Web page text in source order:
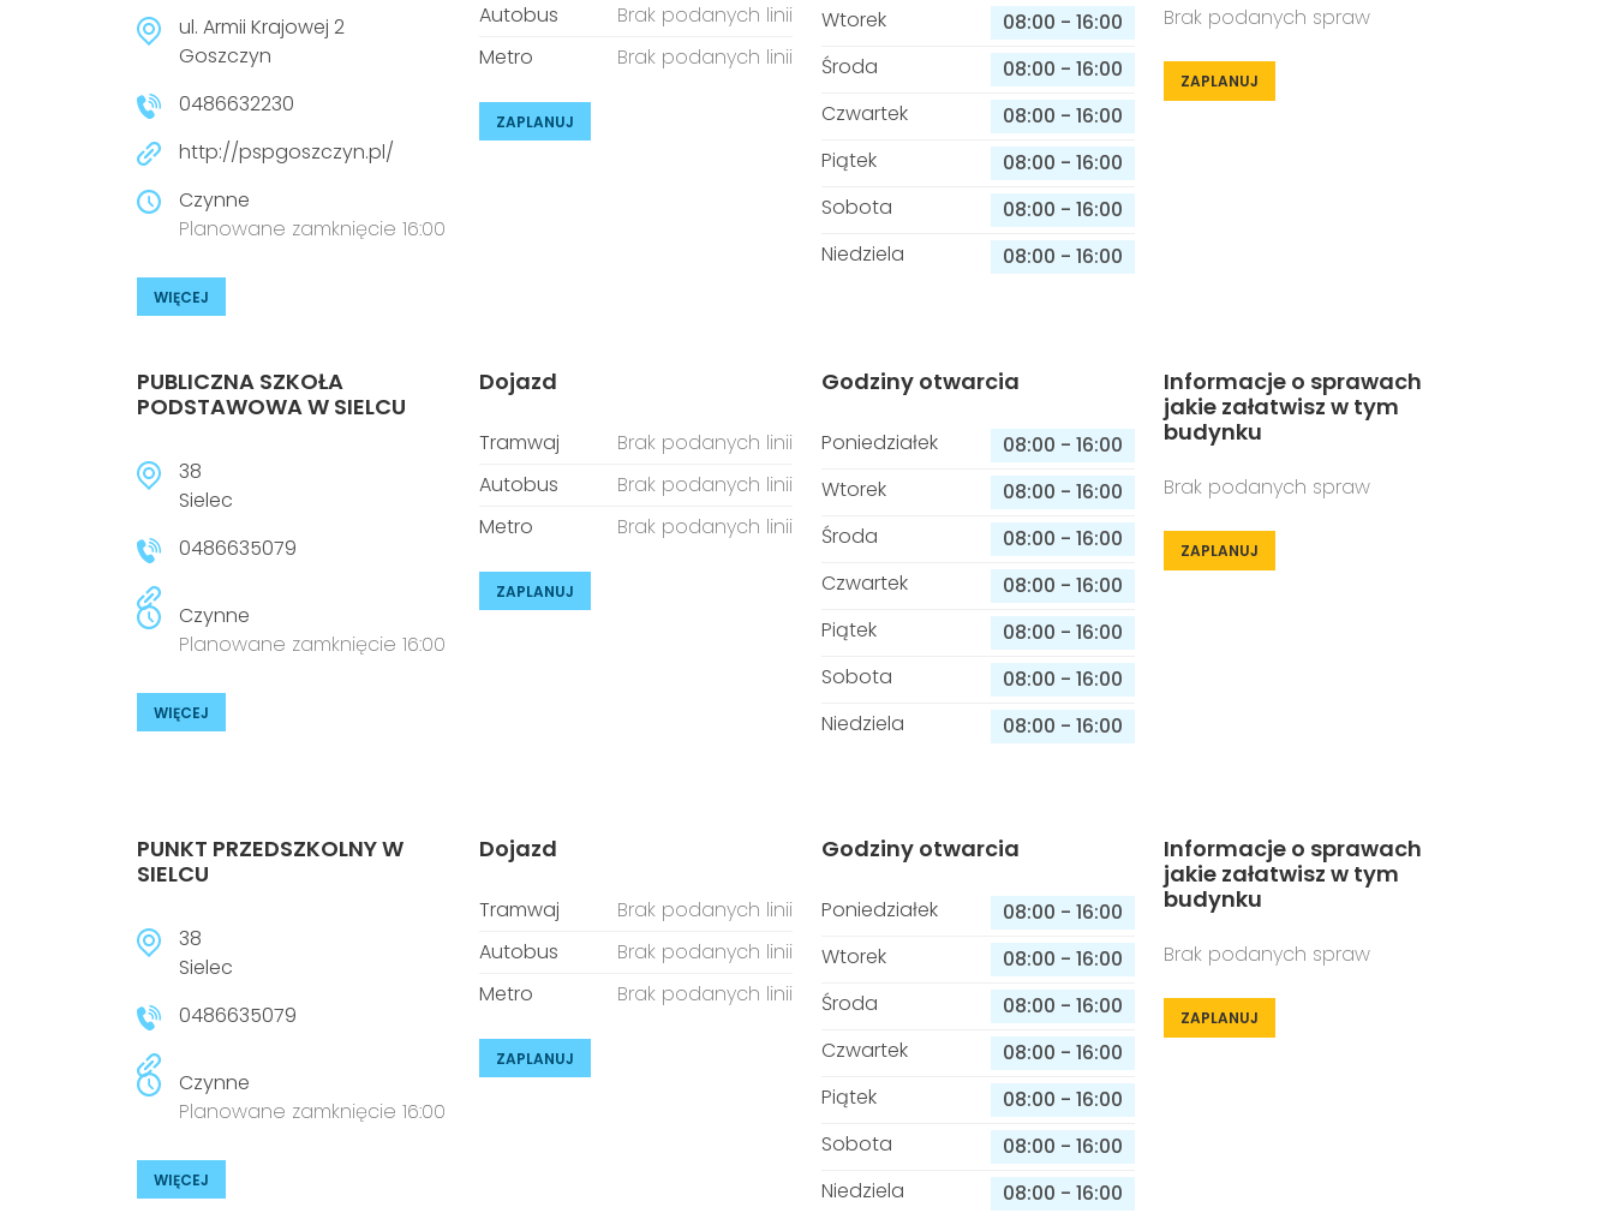
ul. Armii Krajowej 2
Goszczyn
0486632230
http://pspgoszczyn.pl/
Czynne
Planowane zamknięcie 16:00
WIĘCEJ
Autobus
Brak podanych linii
Metro
Brak podanych linii
ZAPLANUJ
Wtorek
08:00 - 16:00
Środa
08:00 - 16:00
Czwartek
08:00 - 16:00
Piątek
08:00 - 16:00
Sobota
08:00 - 16:00
Niedziela
08:00 - 16:00
Brak podanych spraw
ZAPLANUJ
PUBLICZNA SZKOŁA
PODSTAWOWA W SIELCU
38
Sielec
0486635079
Czynne
Planowane zamknięcie 16:00
WIĘCEJ
Dojazd
Tramwaj
Brak podanych linii
Autobus
Brak podanych linii
Metro
Brak podanych linii
ZAPLANUJ
Godziny otwarcia
Poniedziałek 08:00 - 16:00
Wtorek
08:00 - 16:00
Środa
08:00 - 16:00
Czwartek
08:00 - 16:00
Piątek
08:00 - 16:00
Sobota
08:00 - 16:00
Niedziela
08:00 - 16:00
Informacje o sprawach
jakie załatwisz w tym
budynku
Brak podanych spraw
ZAPLANUJ
PUNKT PRZEDSZKOLNY W
SIELCU
38
Sielec
0486635079
Czynne
Planowane zamknięcie 16:00
WIĘCEJ
Dojazd
Tramwaj
Brak podanych linii
Autobus
Brak podanych linii
Metro
Brak podanych linii
ZAPLANUJ
Godziny otwarcia
Poniedziałek 08:00 - 16:00
Wtorek
08:00 - 16:00
Środa
08:00 - 16:00
Czwartek
08:00 - 16:00
Piątek
08:00 - 16:00
Sobota
08:00 - 16:00
Niedziela
08:00 - 16:00
Informacje o sprawach
jakie załatwisz w tym
budynku
Brak podanych spraw
ZAPLANUJ